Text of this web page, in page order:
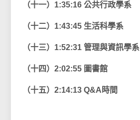
（十一）1:35:16 公共行政學系
（十二）1:43:45 生活科學系
（十三）1:52:31 管理與資訊學系
（十四）2:02:55 圖書館
（十五）2:14:13 Q&A時間